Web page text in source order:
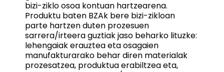
bizi-ziklo osoa kontuan hartzearena.
Produktu baten BZAk bere bizi-zikloan
parte hartzen duten prozesuen
sarrera/irteera guztiak jaso beharko lituzke:
lehengaiak erauztea eta osagaien
manufakturarako behar diren materialak
prozesatzea, produktua erabiltzea eta,